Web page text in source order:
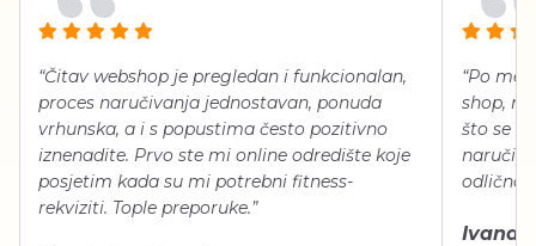
“Čitav webshop je pregledan i funkcionalan,
proces naručivanja jednostavan, ponuda
vrhunska, a i s popustima često pozitivno
iznenadite. Prvo ste mi online odredište koje
posjetim kada su mi potrebni fitness-
rekviziti. Tople preporuke.”
“Po
shop,
što se
naručiti,
odlično
Ivana